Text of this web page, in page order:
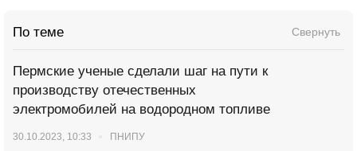
По теме Свернуть
Пермские ученые сделали шаг на пути к
производству отечественных
электромобилей на водородном топливе
30.10.2023, 10:33 ПНИПУ